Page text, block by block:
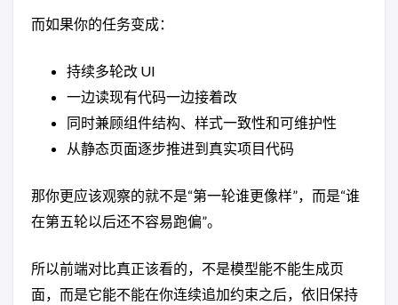
而如果你的任务变成：
持续多轮改 UI
一边读现有代码一边接着改
同时兼顾组件结构、样式一致性和可维护性
从静态页面逐步推进到真实项目代码
那你更应该观察的就不是“第一轮谁更像样”，而是“谁
在第五轮以后还不容易跑偏”。
所以前端对比真正该看的，不是模型能不能生成页
面，而是它能不能在你连续追加约束之后，依旧保持